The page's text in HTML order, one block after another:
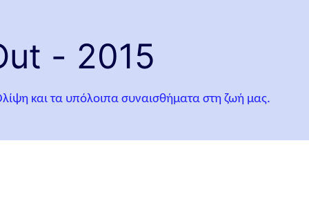
- 2015
και τα υπόλοιπα συναισθήματα στη ζωή μας.